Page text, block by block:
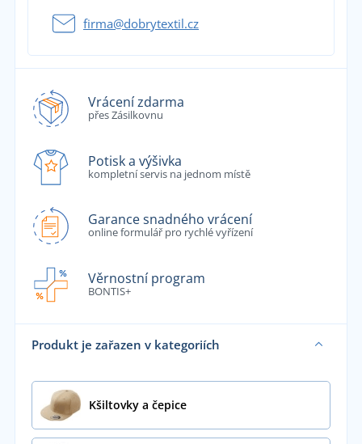
firma@dobrytextil.cz
Vrácení zdarma
přes Zásilkovnu
Potisk a výšivka
kompletní servis na jednom místě
Garance snadného vrácení
online formulář pro rychlé vyřízení
Věrnostní program
BONTIS+
Produkt je zařazen v kategoriích
Kšiltovky a čepice